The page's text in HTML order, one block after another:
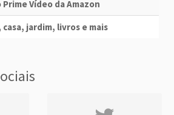
Vídeo da Amazon
jardim, livros e mais